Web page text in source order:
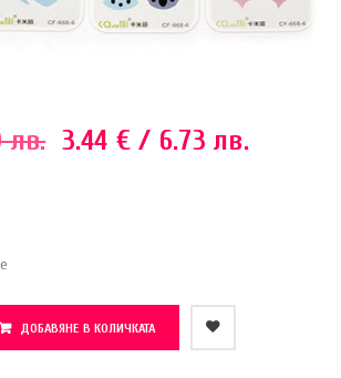
3.44 € / 6.73 лв.
ДОБАВЯНЕ В КОЛИЧКАТА